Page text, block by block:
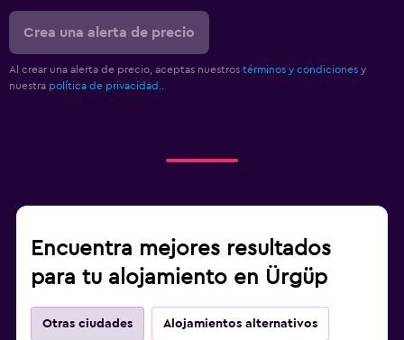
Crea una alerta de precio
Al crear una alerta de precio, aceptas nuestros términos y condiciones y
nuestra política de privacidad.
Encuentra mejores resultados
para tu alojamiento en Ürgüp
Otras ciudades Alojamientos alternativos